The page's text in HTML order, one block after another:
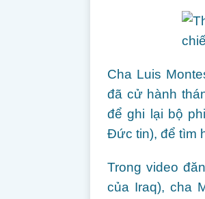
Cha Luis
đã cử hành
để ghi lại bộ
Đức tin), để tìm
Trong video
của Iraq), cha